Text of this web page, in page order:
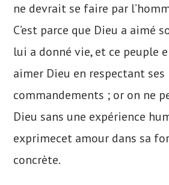
ne devrait se faire par
C’est parce que Dieu a aimé
lui a donné vie, et ce peuple
aimer Dieu en respectant ses
commandements ; or on ne
Dieu sans une expérience
exprimecet amour dans sa
concrète.